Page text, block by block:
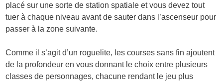
placé sur une sorte de station spatiale et vous devez tout
tuer à chaque niveau avant de sauter dans l’ascenseur pour
passer à la zone suivante.
Comme il s’agit d’un roguelite, les courses sans fin ajoutent
de la profondeur en vous donnant le choix entre plusieurs
classes de personnages, chacune rendant le jeu plus